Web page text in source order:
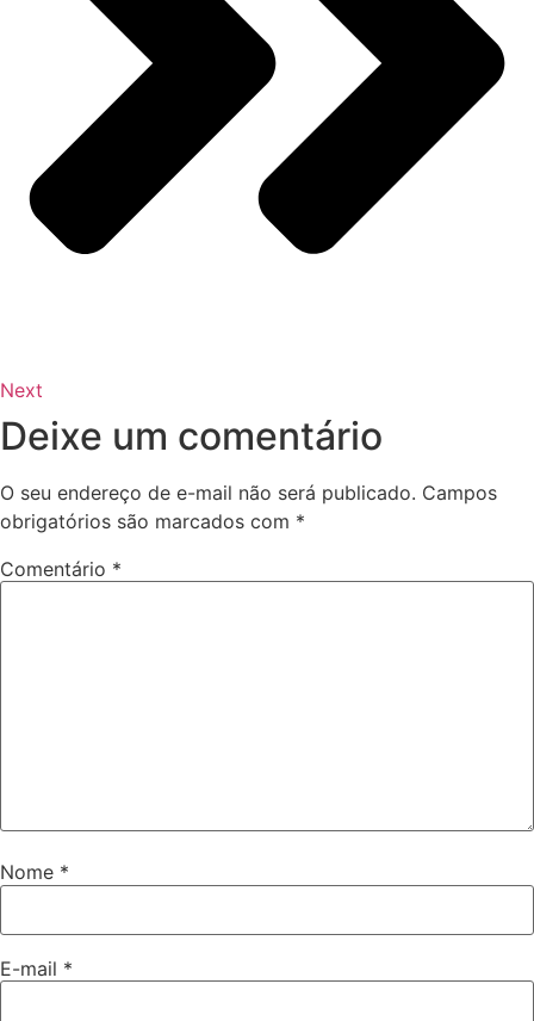
Next
Deixe um comentário
O seu endereço de e-mail não será publicado. Campos
obrigatórios são marcados com *
Comentário *
Nome *
E-mail *